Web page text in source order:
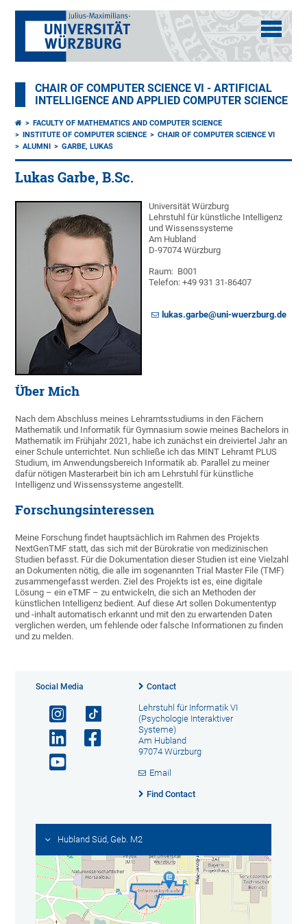
CHAIR OF COMPUTER SCIENCE VI - ARTIFICIAL
INTELLIGENCE AND APPLIED COMPUTER SCIENCE
FACULTY OF MATHEMATICS AND COMPUTER SCIENCE
INSTITUTE OF COMPUTER SCIENCE
CHAIR OF COMPUTER SCIENCE VI
ALUMNI
GARBE, LUKAS
Lukas Garbe, B.Sc.
Universität Würzburg
Lehrstuhl für künstliche Intelligenz
und Wissenssysteme
Am Hubland
D-97074 Würzburg
Raum: B001
Telefon: +49 931 31-86407
lukas.garbe@uni-wuerzburg.de
Über Mich
Nach dem Abschluss meines Lehramtsstudiums in den Fächern
Mathematik und Informatik für Gymnasium sowie meines Bachelors in
Mathematik im Frühjahr 2021, habe ich zunächst ein dreiviertel Jahr an
einer Schule unterrichtet. Nun schließe ich das MINT Lehramt PLUS
Studium, im Anwendungsbereich Informatik ab. Parallel zu meiner
dafür nötigen Masterarbeit bin ich am Lehrstuhl für künstliche
Intelligenz und Wissenssysteme angestellt.
Forschungsinteressen
Meine Forschung findet hauptsächlich im Rahmen des Projekts
NextGenTMF statt, das sich mit der Bürokratie von medizinischen
Studien befasst. Für die Dokumentation dieser Studien ist eine Vielzahl
an Dokumenten nötig, die alle im sogenannten Trial Master File (TMF)
zusammengefasst werden. Ziel des Projekts ist es, eine digitale
Lösung – ein eTMF – zu entwickeln, die sich an Methoden der
künstlichen Intelligenz bedient. Auf diese Art sollen Dokumententyp
und -inhalt automatisch erkannt und mit den zu erwartenden Daten
verglichen werden, um fehlende oder falsche Informationen zu finden
und zu melden.
Social Media Contact
Lehrstuhl für Informatik VI
(Psychologie Interaktiver
Systeme)
Am Hubland
97074 Würzburg
Email
Find Contact
Hubland Süd, Geb. M2